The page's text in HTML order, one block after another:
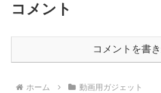
コメント
コメントを書
ホーム 動画用ガジェット